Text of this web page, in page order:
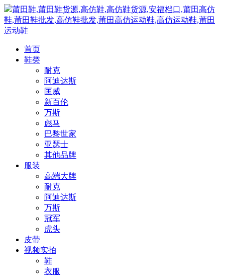
莆田鞋,莆田鞋货源,高仿鞋,高仿鞋货源,安福档口,莆田高仿
鞋,莆田鞋批发,高仿鞋批发,莆田高仿运动鞋,高仿运动鞋,莆田
运动鞋
首页
鞋类
耐克
阿迪达斯
匡威
新百伦
万斯
彪马
巴黎世家
亚瑟士
其他品牌
服装
高端大牌
耐克
阿迪达斯
万斯
冠军
虎头
皮带
视频实拍
鞋
衣服